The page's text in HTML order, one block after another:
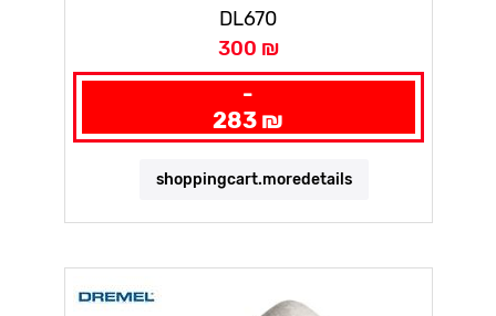
DL670
300 ₪
-
283 ₪
shoppingcart.moredetails